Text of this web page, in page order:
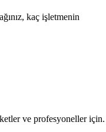
kaç işletmenin
ve profesyoneller için.